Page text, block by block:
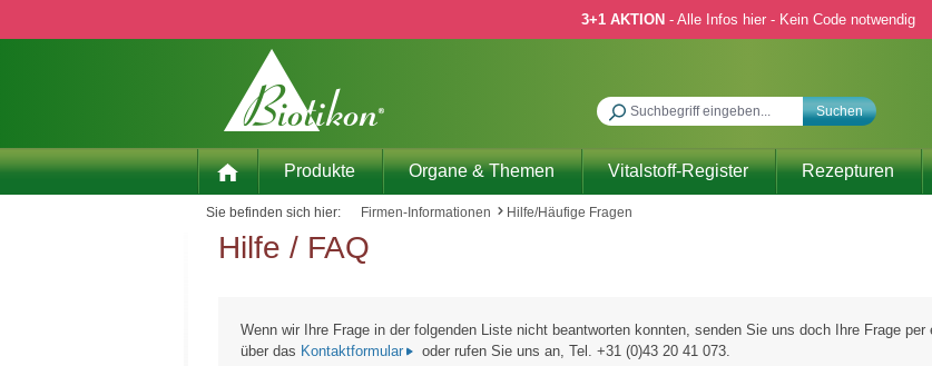
3+1 AKTION - Alle Infos hier - Kein Code notwendig
Suchen
Produkte Organe & Themen Vitalstoff-Register Rezepturen
Sie befinden sich hier: Firmen-Informationen Hilfe/Häufige Fragen
Hilfe / FAQ
Wenn wir Ihre Frage in der folgenden Liste nicht beantworten konnten, senden Sie uns doch Ihre Frage per
über das Kontaktformular oder rufen Sie uns an, Tel. +31 (0)43 20 41 073.